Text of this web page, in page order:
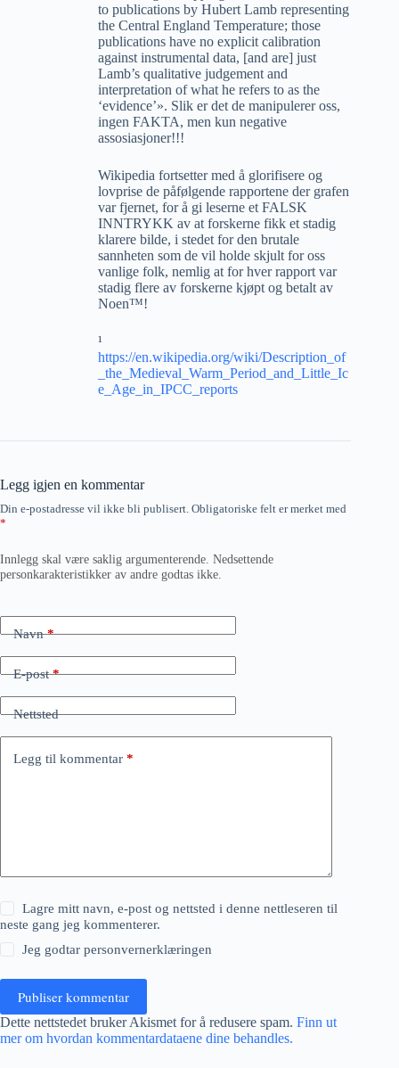
to publications by Hubert Lamb representing
the Central England Temperature; those
publications have no explicit calibration
against instrumental data, [and are] just
Lamb’s qualitative judgement and
interpretation of what he refers to as the
‘evidence’». Slik er det de manipulerer oss,
ingen FAKTA, men kun negative
assosiasjoner!!!
Wikipedia fortsetter med å glorifisere og
lovprise de påfølgende rapportene der grafen
var fjernet, for å gi leserne et FALSK
INNTRYKK av at forskerne fikk et stadig
klarere bilde, i stedet for den brutale
sannheten som de vil holde skjult for oss
vanlige folk, nemlig at for hver rapport var
stadig flere av forskerne kjøpt og betalt av
Noen™!
¹
https://en.wikipedia.org/wiki/Description_of
_the_Medieval_Warm_Period_and_Little_Ic
e_Age_in_IPCC_reports
Legg igjen en kommentar
Din e-postadresse vil ikke bli publisert. Obligatoriske felt er merket med
*
Innlegg skal være saklig argumenterende. Nedsettende
personkarakteristikker av andre godtas ikke.
Navn*
E-post*
Nettsted
Legg til kommentar *
Lagre mitt navn, e-post og nettsted i denne nettleseren til
neste gang jeg kommenterer.
Jeg godtarpersonvernerklæringen
Publiser kommentar
Dette nettstedet bruker Akismet for å redusere spam. Finn ut
mer om hvordan kommentardataene dine behandles.